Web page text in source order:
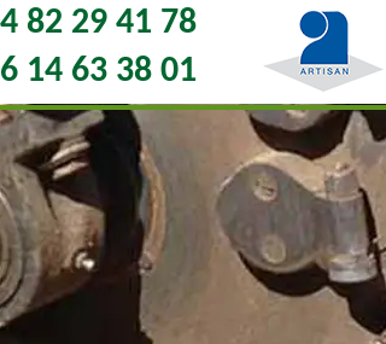
82 29 41 78
14 63 38 01